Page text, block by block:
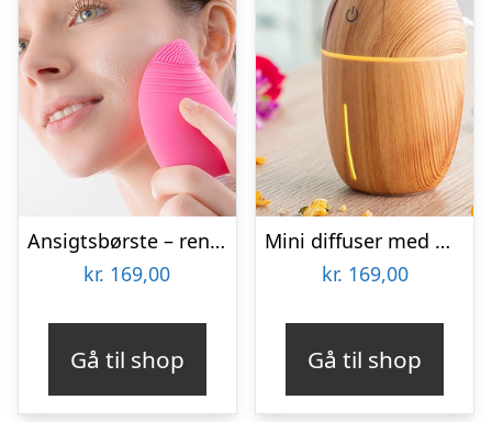
Ansigtsbørste – rensende børste med massage
kr. 169,00
Gå til shop
Mini diffuser med mulighed for aroma – honey pine look
kr. 169,00
Gå til shop